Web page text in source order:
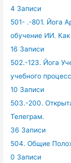
4 Записи
501- .-801. Йога
обучение ИИ. Как
16 Записи
502.-123. Йога
учебного
10 Записи
503.-200.
Телеграм.
36 Записи
504. Общие
0 Записи